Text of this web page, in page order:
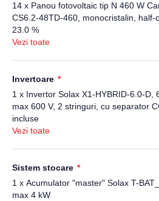
14 x Panou fotovoltaic tip N 460 W
CS6.2-48TD-460, monocristalin,
23.0 %
Vezi toate
Invertoare
1 x Invertor Solax X1-HYBRID-6.0-D,
max 600 V, 2 stringuri, cu separator
incluse
1 x Smartmeter Solax M1-40, 220 -
Vezi toate
Sistem stocare
1 x Acumulator "master" Solax T-
max 4 kW